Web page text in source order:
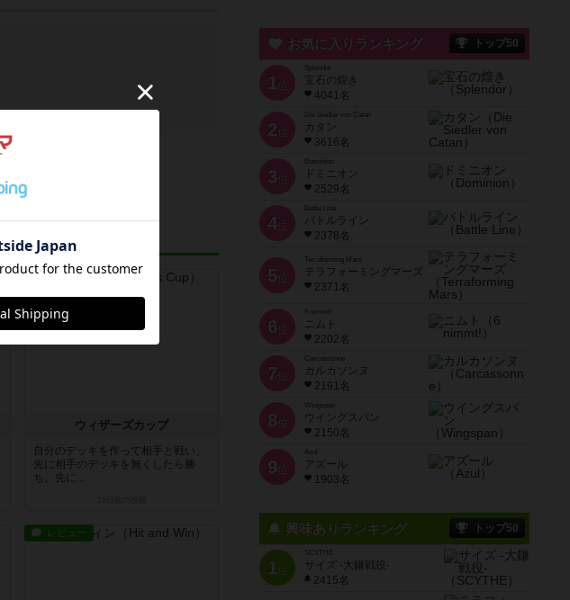
レビュー
ウィザーズカップ
自分のデッキを作って相手と戦い、
先に相手のデッキを無くしたら勝
ち。先に...
レビュー
お気に入りランキング トップ50
1 位
宝石の煌き
4041名
2 位
Die Siedler von Catan
カタン
3616名
3 位
ドミニオン
2529名
4位
Battle Line
バトルライン
2378名
5 位
Terraforming Mars
テラフォーミングマーズ
2371名
6 位
ニムト
2202名
7 位
Carcassonne
カルカソンヌ
2191名
8 位
Wingspan
ウイングスパン
2150名
9 位
Azul
アズール
1903名
興味ありランキング トップ50
1位
SCYTHE
サイズ -大鎌戦役-
2415名